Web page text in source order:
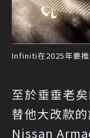
Infiniti在2025年要
至於垂垂老
替他大改款
Nissan